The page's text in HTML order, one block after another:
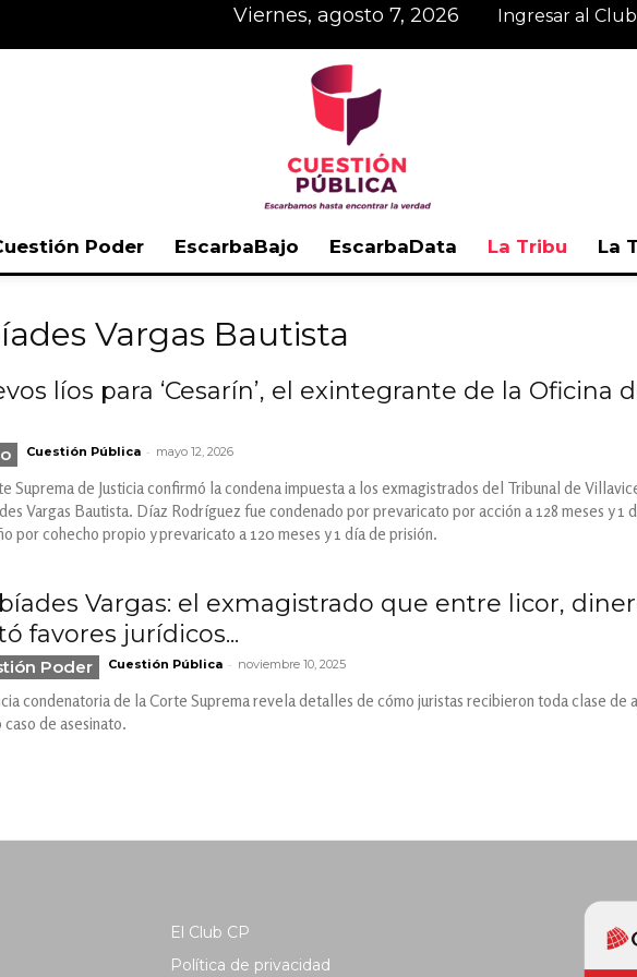
viernes, agosto 7, 2026 Ingresar al
Poder EscarbaBajo EscarbaData La Tribu La
Vargas Bautista
líos para ‘Cesarín’, el exintegrante de la Oficina
Cuestión Pública - mayo 12, 2026
Suprema de Justicia confirmó la condena impuesta a los exmagistrados del Tribunal de
Vargas Bautista. Díaz Rodríguez fue condenado por prevaricato por acción a 128 meses y 1
por cohecho propio y prevaricato a 120 meses y 1 día de prisión.
Vargas: el exmagistrado que entre licor,
favores jurídicos...
Poder Cuestión Pública - noviembre 10, 2025
condenatoria de la Corte Suprema revela detalles de cómo juristas recibieron toda clase de
caso de asesinato.
El Club CP
Política de privacidad